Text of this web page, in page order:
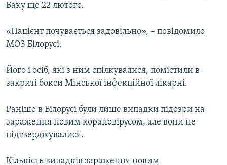
Баку ще 22 лютого.
«Пацієнт почувається задовільно», – повідомило
МОЗ Білорусі.
Його і осіб, які з ним спілкувалися, помістили в
закриті бокси Мінської інфекційної лікарні.
Раніше в Білорусі були лише випадки підозри на
зараження новим корановірусом, але вони не
підтверджувалися.
Кількість випадків зараження новим